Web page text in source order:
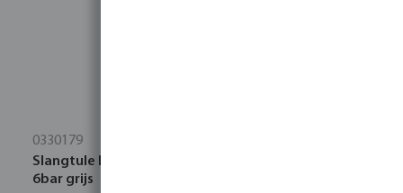
0330179
Slangtule PP 3/4" x 20 mm buitendraad x slangtule
6bar grijs